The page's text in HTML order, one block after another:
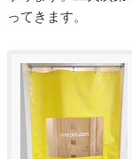
ってきます。